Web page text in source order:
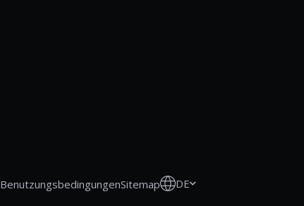
BenutzungsbedingungenSitemap DE